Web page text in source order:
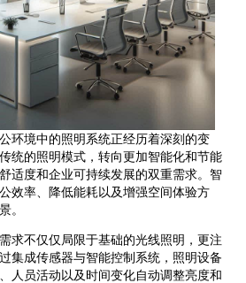
环境中的照明系统正经历着深刻的变
统的照明模式，转向更加智能化和节能
适度和企业可持续发展的双重需求。智
效率、降低能耗以及增强空间体验方
。
求不仅仅局限于基础的光线照明，更注
集成传感器与智能控制系统，照明设备
人员活动以及时间变化自动调整亮度和